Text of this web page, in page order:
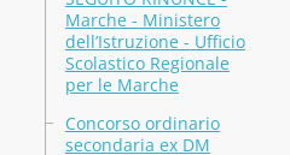
Marche - Ministero
dell’Istruzione - Ufficio
Scolastico Regionale
per le Marche
Concorso ordinario
secondaria ex DM